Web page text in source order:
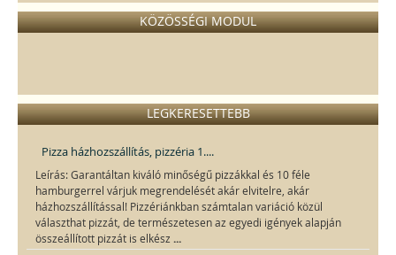
KÖZÖSSÉGI MODUL
LEGKERESETTEBB
Pizza házhozszállítás, pizzéria 1....
Leírás: Garantáltan kiváló minőségű pizzákkal és 10 féle
hamburgerrel várjuk megrendelését akár elvitelre, akár
házhozszállítással! Pizzériánkban számtalan variáció közül
választhat pizzát, de természetesen az egyedi igények alapján
összeállított pizzát is elkész ...